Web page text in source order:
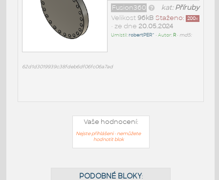
kat:Příruby
Fusion360
Staženo: 200x
Velikost 96kB
• ze dne 20.05.2024
Umístil:robertPER^ • Autor: R• md5:
62d1d3019939c38fdeb6df06fc06a7ad
Vaše hodnocení:
Nejste přihlášeni - nemůžete
hodnotit blok